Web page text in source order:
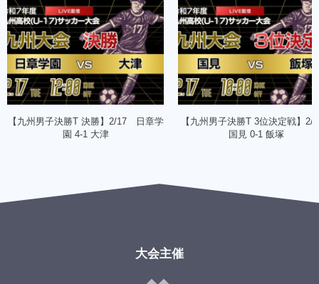
【九州男子決勝T 決勝】2/17 日章学
園 4-1 大津
【九州男子決勝T 3位決定戦】
国見 0-1 飯塚
大会主催